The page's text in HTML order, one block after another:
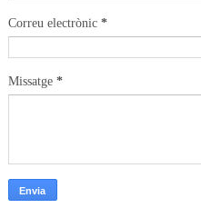
Correu electrònic *
Missatge *